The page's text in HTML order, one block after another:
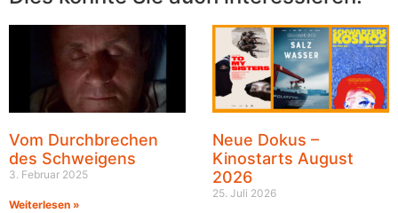
Vom Durchbrechen
des Schweigens
3. Februar 2025
Weiterlesen »
Neue Dokus –
Kinostarts August
2026
25. Juli 2026